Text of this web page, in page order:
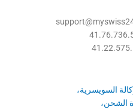
السويسرية،
الشحن،